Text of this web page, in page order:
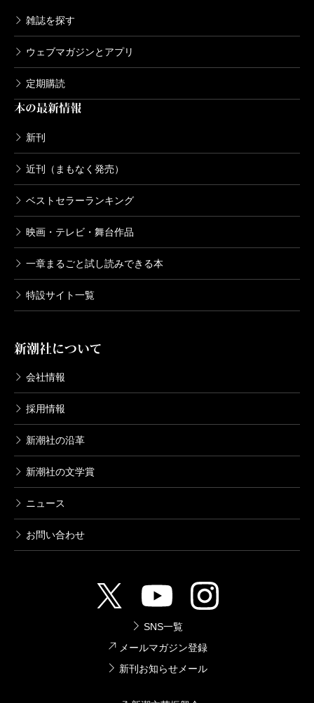
雑誌を探す
ウェブマガジンとアプリ
定期購読
本の最新情報
新刊
近刊（まもなく発売）
ベストセラーランキング
映画・テレビ・舞台作品
一章まるごと試し読みできる本
特設サイト一覧
新潮社について
会社情報
採用情報
新潮社の沿革
新潮社の文学賞
ニュース
お問い合わせ
SNS一覧
メールマガジン登録
新刊お知らせメール